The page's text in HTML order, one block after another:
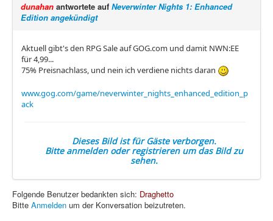
dunahan antwortete auf Neverwinter Nights 1: Enhanced
Edition angekündigt
Aktuell gibt's den RPG Sale auf GOG.com und damit NWN:EE
für 4,99...
75% Preisnachlass, und nein ich verdiene nichts daran
www.gog.com/game/neverwinter_nights_enhanced_edition_p
ack
Dieses Bild ist für Gäste verborgen.
Bitte anmelden oder registrieren um das Bild zu
sehen.
Folgende Benutzer bedankten sich: Draghetto
Bitte Anmelden um der Konversation beizutreten.